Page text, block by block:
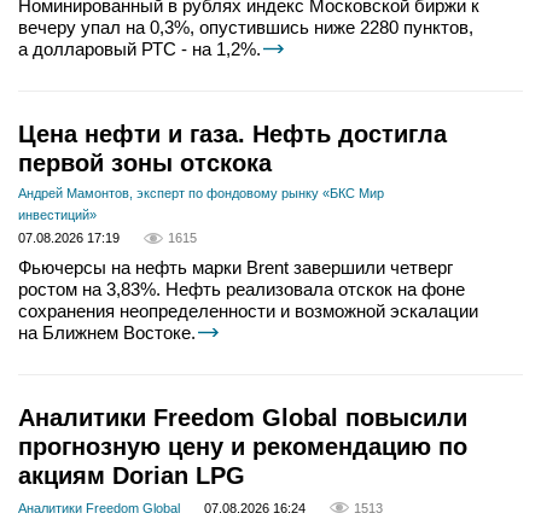
Номинированный в рублях индекс Московской биржи к
вечеру упал на 0,3%, опустившись ниже 2280 пунктов,
а долларовый РТС - на 1,2%.
Цена нефти и газа. Нефть достигла
первой зоны отскока
Андрей Мамонтов, эксперт по фондовому рынку «БКС Мир
инвестиций»
07.08.2026 17:19
1615
Фьючерсы на нефть марки Brent завершили четверг
ростом на 3,83%. Нефть реализовала отскок на фоне
сохранения неопределенности и возможной эскалации
на Ближнем Востоке.
Аналитики Freedom Global повысили
прогнозную цену и рекомендацию по
акциям Dorian LPG
Аналитики Freedom Global 07.08.2026 16:24 1513